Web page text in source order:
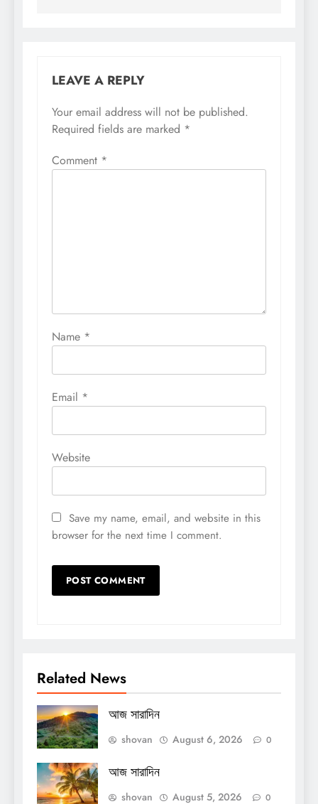
LEAVE A REPLY
Your email address will not be published.
Required fields are marked *
Comment *
Name *
Email *
Website
Save my name, email, and website in this
browser for the next time I comment.
Related News
আজ সারাদিন
shovan August 6, 2026 0
আজ সারাদিন
shovan August 5, 2026 0